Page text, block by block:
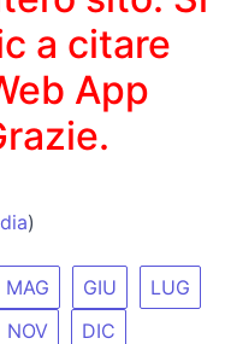
a citare
App
)
MAG GIU
LUG
NOV DIC